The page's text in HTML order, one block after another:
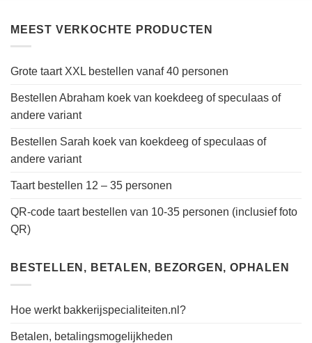
MEEST VERKOCHTE PRODUCTEN
Grote taart XXL bestellen vanaf 40 personen
Bestellen Abraham koek van koekdeeg of speculaas of
andere variant
Bestellen Sarah koek van koekdeeg of speculaas of
andere variant
Taart bestellen 12 – 35 personen
QR-code taart bestellen van 10-35 personen (inclusief foto
QR)
BESTELLEN, BETALEN, BEZORGEN, OPHALEN
Hoe werkt bakkerijspecialiteiten.nl?
Betalen, betalingsmogelijkheden